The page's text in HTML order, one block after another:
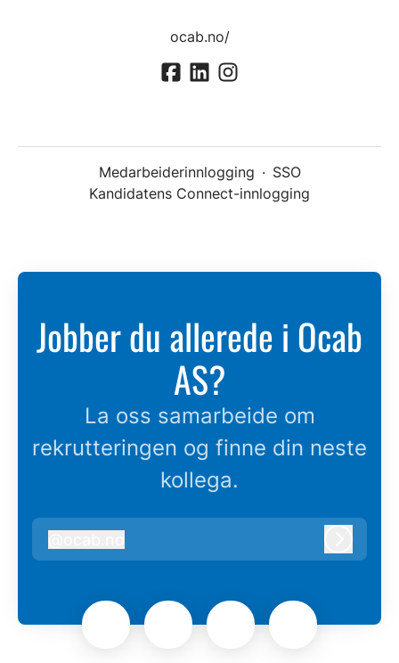
ocab.no/
Medarbeiderinnlogging · SSO
Kandidatens Connect-innlogging
Jobber du allerede i Ocab
AS?
La oss samarbeide om
rekrutteringen og finne din neste
kollega.
ocab.no